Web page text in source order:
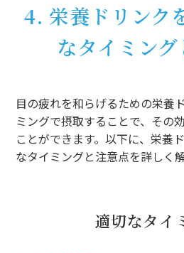
4. 栄養ドリンク
なタイミン
目の疲れを和らげるための栄養
ミングで摂取することで、その
ことができます。以下に、栄養
なタイミングと注意点を詳しく解
適切なタイ